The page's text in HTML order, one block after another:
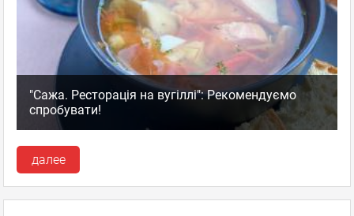
"Сажа. Ресторація на вугіллі": Рекомендуємо
спробувати!
далее